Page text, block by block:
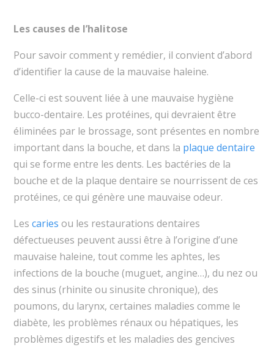
Les causes de l’halitose
Pour savoir comment y remédier, il convient d’abord
d’identifier la cause de la mauvaise haleine.
Celle-ci est souvent liée à une mauvaise hygiène
bucco-dentaire. Les protéines, qui devraient être
éliminées par le brossage, sont présentes en nombre
important dans la bouche, et dans la plaque dentaire
qui se forme entre les dents. Les bactéries de la
bouche et de la plaque dentaire se nourrissent de ces
protéines, ce qui génère une mauvaise odeur.
Les caries ou les restaurations dentaires
défectueuses peuvent aussi être à l’origine d’une
mauvaise haleine, tout comme les aphtes, les
infections de la bouche (muguet, angine…), du nez ou
des sinus (rhinite ou sinusite chronique), des
poumons, du larynx, certaines maladies comme le
diabète, les problèmes rénaux ou hépatiques, les
problèmes digestifs et les maladies des gencives